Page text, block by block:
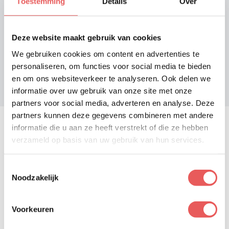
Deze website maakt gebruik van cookies
We gebruiken cookies om content en advertenties te
personaliseren, om functies voor social media te bieden
en om ons websiteverkeer te analyseren. Ook delen we
informatie over uw gebruik van onze site met onze
partners voor social media, adverteren en analyse. Deze
partners kunnen deze gegevens combineren met andere
informatie die u aan ze heeft verstrekt of die ze hebben
verzameld op basis van uw gebruik van hun services.
Noodzakelijk
Voorkeuren
Bekijk hoe wij organisaties helpen groeien en lees de
ervaringen van onze klanten.
Bekijk alle referenties
Hoe we aansluiten op jullie werkwijze